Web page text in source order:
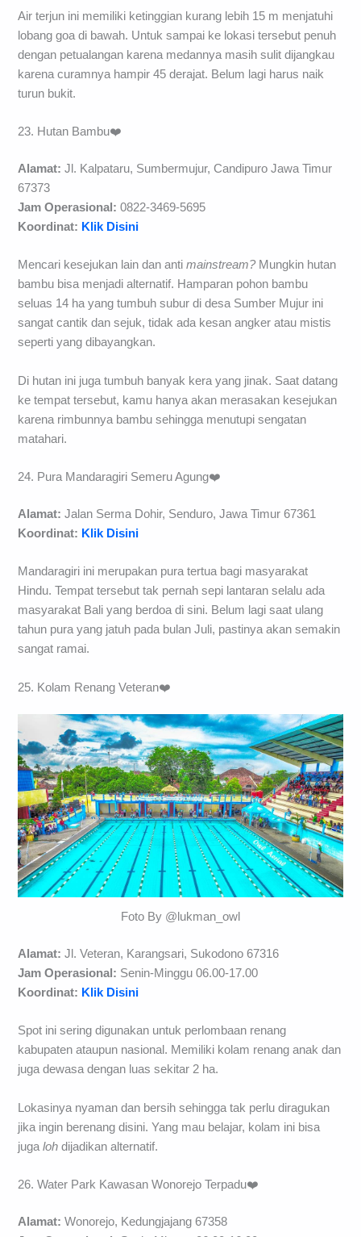
Air terjun ini memiliki ketinggian kurang lebih 15 m menjatuhi
lobang goa di bawah. Untuk sampai ke lokasi tersebut penuh
dengan petualangan karena medannya masih sulit dijangkau
karena curamnya hampir 45 derajat. Belum lagi harus naik
turun bukit.
23. Hutan Bambu❤️
Alamat: Jl. Kalpataru, Sumbermujur, Candipuro Jawa Timur
67373
Jam Operasional: 0822-3469-5695
Koordinat: Klik Disini
Mencari kesejukan lain dan antimainstream? Mungkin hutan
bambu bisa menjadi alternatif. Hamparan pohon bambu
seluas 14 ha yang tumbuh subur di desa Sumber Mujur ini
sangat cantik dan sejuk, tidak ada kesan angker atau mistis
seperti yang dibayangkan.
Di hutan ini juga tumbuh banyak kera yang jinak. Saat datang
ke tempat tersebut, kamu hanya akan merasakan kesejukan
karena rimbunnya bambu sehingga menutupi sengatan
matahari.
24. Pura Mandaragiri Semeru Agung❤️
Alamat: Jalan Serma Dohir, Senduro, Jawa Timur 67361
Koordinat: Klik Disini
Mandaragiri ini merupakan pura tertua bagi masyarakat
Hindu. Tempat tersebut tak pernah sepi lantaran selalu ada
masyarakat Bali yang berdoa di sini. Belum lagi saat ulang
tahun pura yang jatuh pada bulan Juli, pastinya akan semakin
sangat ramai.
25. Kolam Renang Veteran❤️
Foto By @lukman_owl
Alamat: Jl. Veteran, Karangsari, Sukodono 67316
Jam Operasional: Senin-Minggu 06.00-17.00
Koordinat: Klik Disini
Spot ini sering digunakan untuk perlombaan renang
kabupaten ataupun nasional. Memiliki kolam renang anak dan
juga dewasa dengan luas sekitar 2 ha.
Lokasinya nyaman dan bersih sehingga tak perlu diragukan
jika ingin berenang disini. Yang mau belajar, kolam ini bisa
jugaloh dijadikan alternatif.
26. Water Park Kawasan Wonorejo Terpadu❤️
Alamat: Wonorejo, Kedungjajang 67358